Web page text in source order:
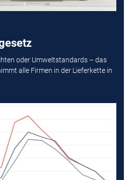
oder Umweltstandards – das
alle Firmen in der Lieferkette in